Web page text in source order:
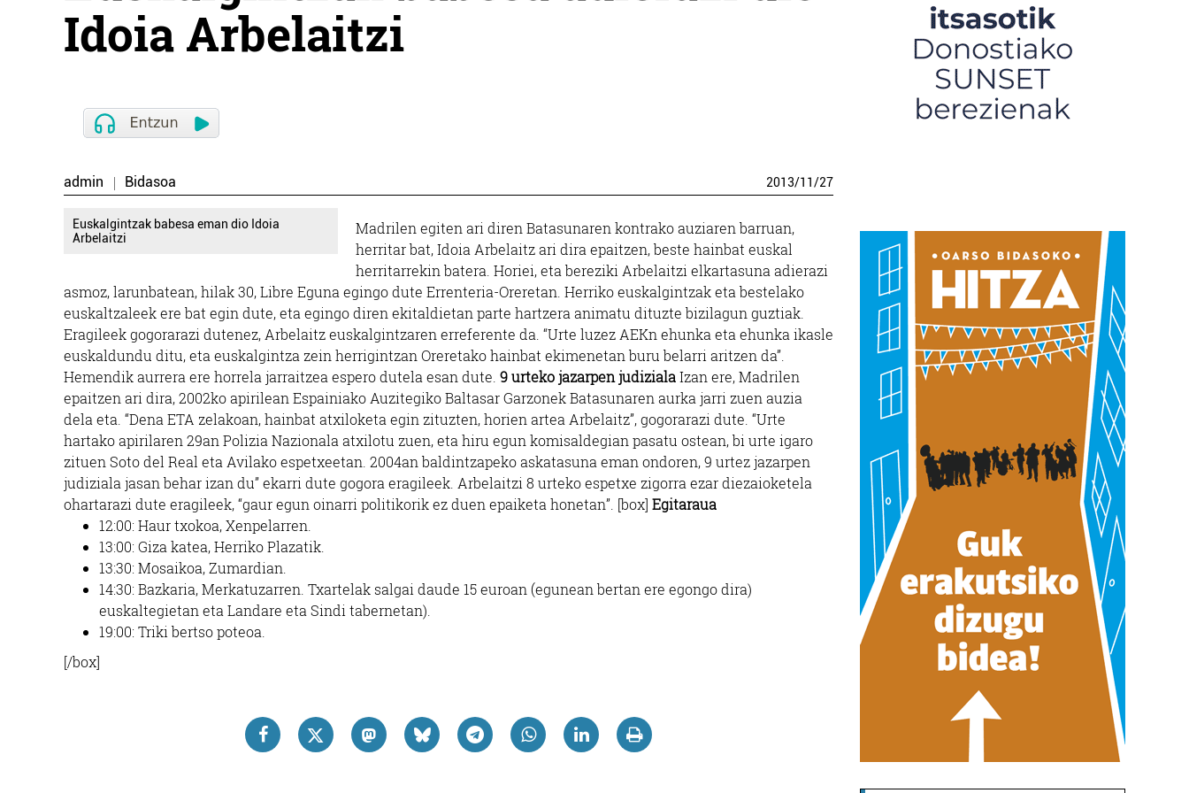
Idoia Arbelaitzi
admin Bidasoa 2013/11/27
Euskalgintzak babesa eman dio Idoia
Arbelaitzi
Madrilen egiten ari diren Batasunaren kontrako auziaren barruan,
herritar bat, Idoia Arbelaitz ari dira epaitzen, beste hainbat euskal
herritarrekin batera. Horiei, eta bereziki Arbelaitzi elkartasuna adierazi
asmoz, larunbatean, hilak 30, Libre Eguna egingo dute Errenteria-Oreretan. Herriko euskalgintzak eta bestelako
euskaltzaleek ere bat egin dute, eta egingo diren ekitaldietan parte hartzera animatu dituzte bizilagun guztiak.
Eragileek gogorarazi dutenez, Arbelaitz euskalgintzaren erreferente da. “Urte luzez AEKn ehunka eta ehunka ikasle
euskaldundu ditu, eta euskalgintza zein herrigintzan Oreretako hainbat ekimenetan buru belarri aritzen da”.
Hemendik aurrera ere horrela jarraitzea espero dutela esan dute. 9 urteko jazarpen judizialaIzan ere, Madrilen
epaitzen ari dira, 2002ko apirilean Espainiako Auzitegiko Baltasar Garzonek Batasunaren aurka jarri zuen auzia
dela eta. “Dena ETA zelakoan, hainbat atxiloketa egin zituzten, horien artea Arbelaitz”, gogorarazi dute. “Urte
hartako apirilaren 29an Polizia Nazionala atxilotu zuen, eta hiru egun komisaldegian pasatu ostean, bi urte igaro
zituen Soto del Real eta Avilako espetxeetan. 2004an baldintzapeko askatasuna eman ondoren, 9 urtez jazarpen
judiziala jasan behar izan du” ekarri dute gogora eragileek. Arbelaitzi 8 urteko espetxe zigorra ezar diezaioketela
ohartarazi dute eragileek, “gaur egun oinarri politikorik ez duen epaiketa honetan”. [box] Egitaraua
12:00: Haur txokoa, Xenpelarren.
13:00: Giza katea, Herriko Plazatik.
13:30: Mosaikoa, Zumardian.
14:30: Bazkaria, Merkatuzarren. Txartelak salgai daude 15 euroan (egunean bertan ere egongo dira)
euskaltegietan eta Landare eta Sindi tabernetan).
19:00: Triki bertso poteoa.
[/box]